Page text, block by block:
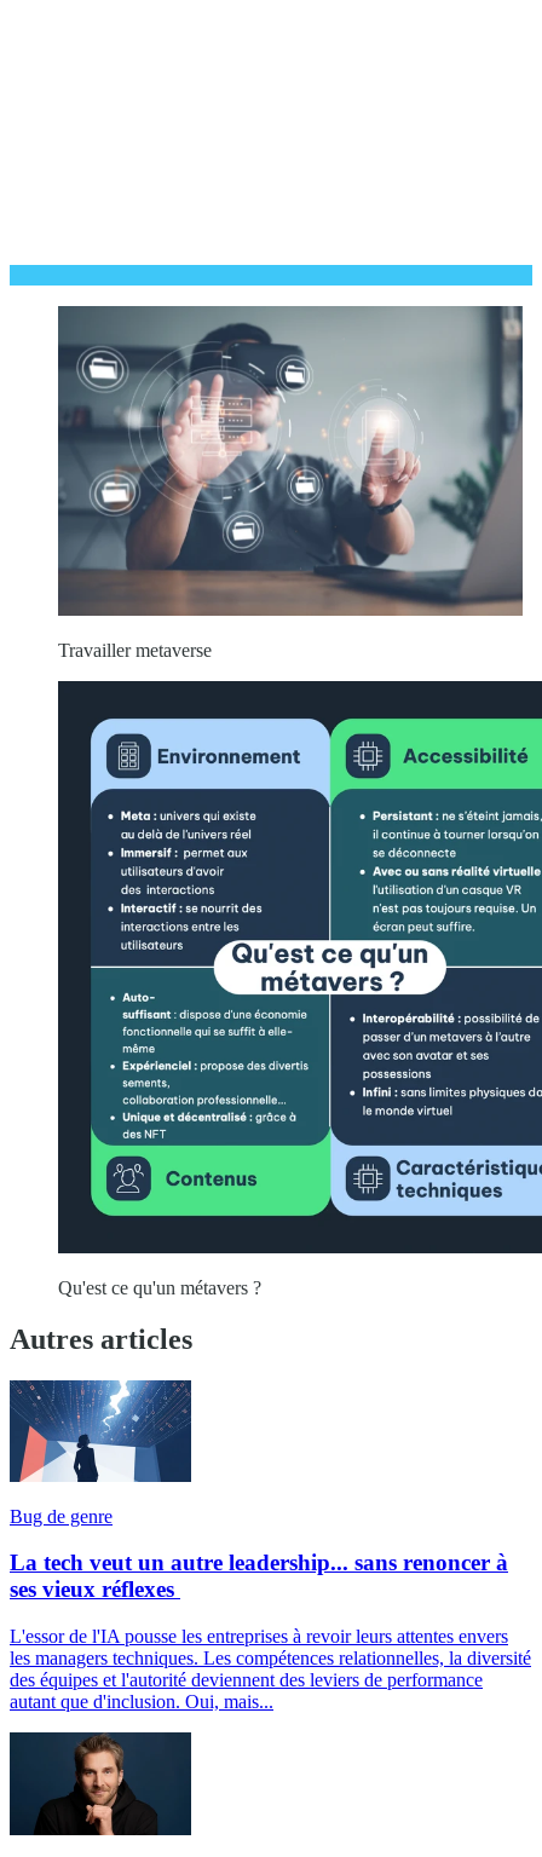
Travailler metaverse
Qu'est ce qu'un métavers ?
Autres articles
Bug de genre
La tech veut un autre leadership... sans renoncer à
ses vieux réflexes
L'essor de l'IA pousse les entreprises à revoir leurs attentes envers
les managers techniques. Les compétences relationnelles, la diversité
des équipes et l'autorité deviennent des leviers de performance
autant que d'inclusion. Oui, mais...